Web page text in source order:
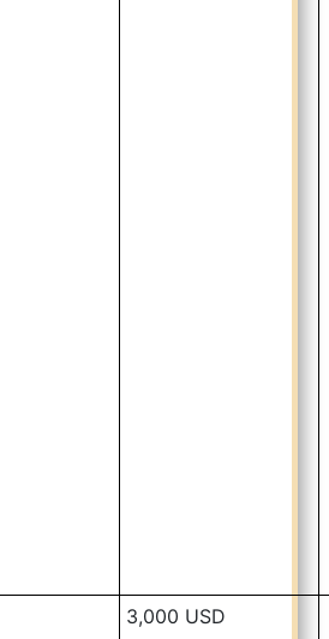
3,000 USD